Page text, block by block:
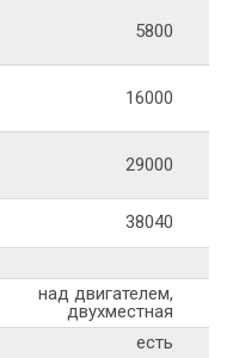
5800
16000
29000
38040
над двигателем,
двухместная
есть